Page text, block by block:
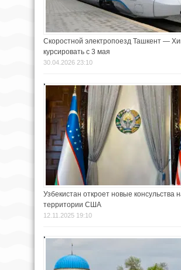
Скоростной электропоезд Ташкент —
курсировать с 3 мая
30.04.2026 23:10
Узбекистан откроет новые консульства
территории США
12.11.2025 19:10